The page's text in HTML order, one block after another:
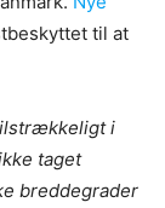
til at
i
taget
breddegrader